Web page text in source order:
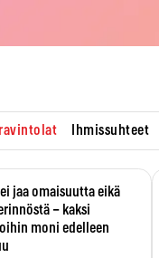
Ihmissuhteet
jaa omaisuutta eikä
– kaksi
moni edelleen